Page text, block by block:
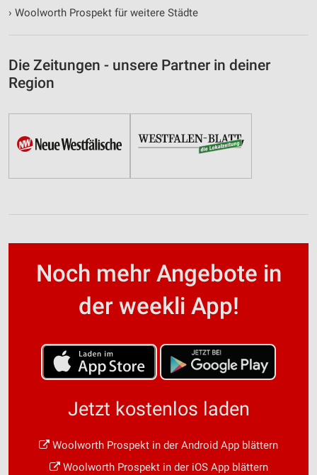
› Woolworth Prospekt für weitere Städte
Die Zeitungen - unsere Partner in deiner
Region
Noch mehr Angebote in
der weekli App!
Jetzt kostenlos laden
Woolworth Prospekt in der Android App blättern
Woolworth Prospekt in der iOS App blättern